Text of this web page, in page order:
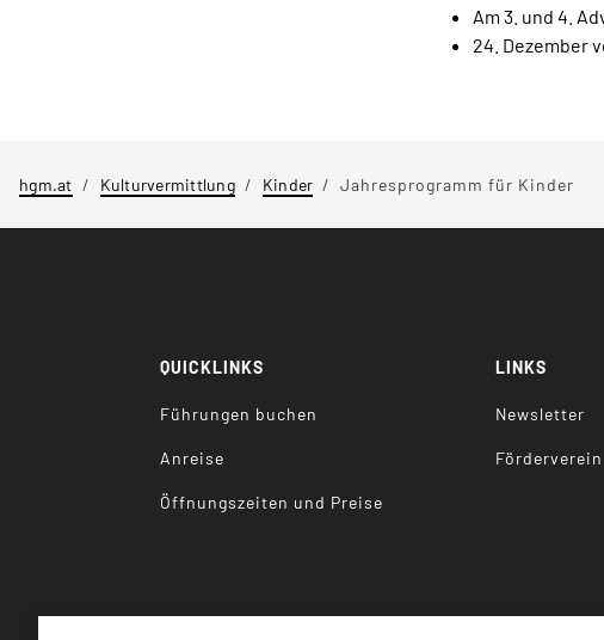
Am 3. und 4.
24. Dezember
hgm.at Kulturvermittlung Kinder Jahresprogramm für Kinder
QUICKLINKS
Führungen buchen
Anreise
Öffnungszeiten und Preise
LINKS
Newsletter
Förderverein